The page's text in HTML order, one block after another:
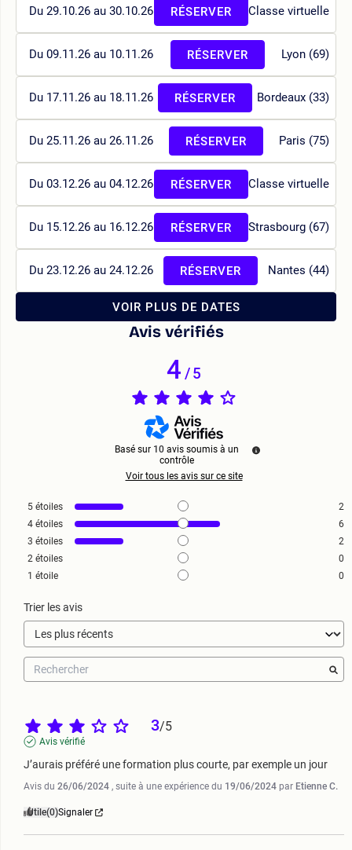
Du 29.10.26 au 30.10.26 Classe virtuelle
RÉSERVER
Du 09.11.26 au 10.11.26 Lyon (69)
RÉSERVER
Du 17.11.26 au 18.11.26 Bordeaux (33)
RÉSERVER
Du 25.11.26 au 26.11.26 Paris (75)
RÉSERVER
Du 03.12.26 au 04.12.26 Classe virtuelle
RÉSERVER
Du 15.12.26 au 16.12.26 Strasbourg (67)
RÉSERVER
Du 23.12.26 au 24.12.26 Nantes (44)
RÉSERVER
VOIR PLUS DE DATES
Avis vérifiés
4/5
Basé sur 10 avis soumis à un
contrôle
Voir tous les avis sur ce site
5 étoiles
2
4 étoiles
6
3 étoiles
2
2 étoiles
0
1 étoile 0
Trier les avis
3/5
Avis vérifié
J’aurais préféré une formation plus courte, par exemple un jour
Avis du 26/06/2024 , suite à une expérience du 19/06/2024 par Etienne C.
Utile(0)Signaler